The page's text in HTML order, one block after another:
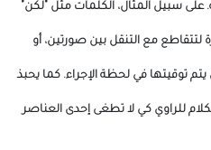
سبيل المثال، الكلمات مثل "لكن"
لتتقاطع مع التنقل بين صورتين، أو
في لحظة الإجراء. كما يحبذ
للراوي كي لا تطغى إحدى العناصر